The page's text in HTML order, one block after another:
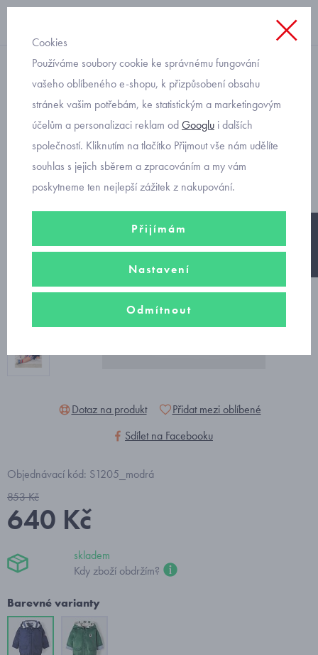
větrovky
kojenecká jarní bundička
oboustranná Mayoral 1489-
-25%
Dotaz na produkt
Přidat mezi oblíbené
Sdílet na Facebooku
Objednávací kód: S1205_modrá
853 Kč
640 Kč
skladem
Kdy zboží obdržím?
Barevné varianty
Cookies
Používáme soubory cookie ke správnému fungování
vašeho oblíbeného e-shopu, k přizpůsobení obsahu
stránek vašim potřebám, ke statistickým a marketingovým
účelům a personalizaci reklam odGooglu i dalších
společností. Kliknutím na tlačítko Přijmout vše nám udělíte
souhlas s jejich sběrem a zpracováním a my vám
poskytneme ten nejlepší zážitek z nakupování.
Přijímám
Nastavení
Odmítnout